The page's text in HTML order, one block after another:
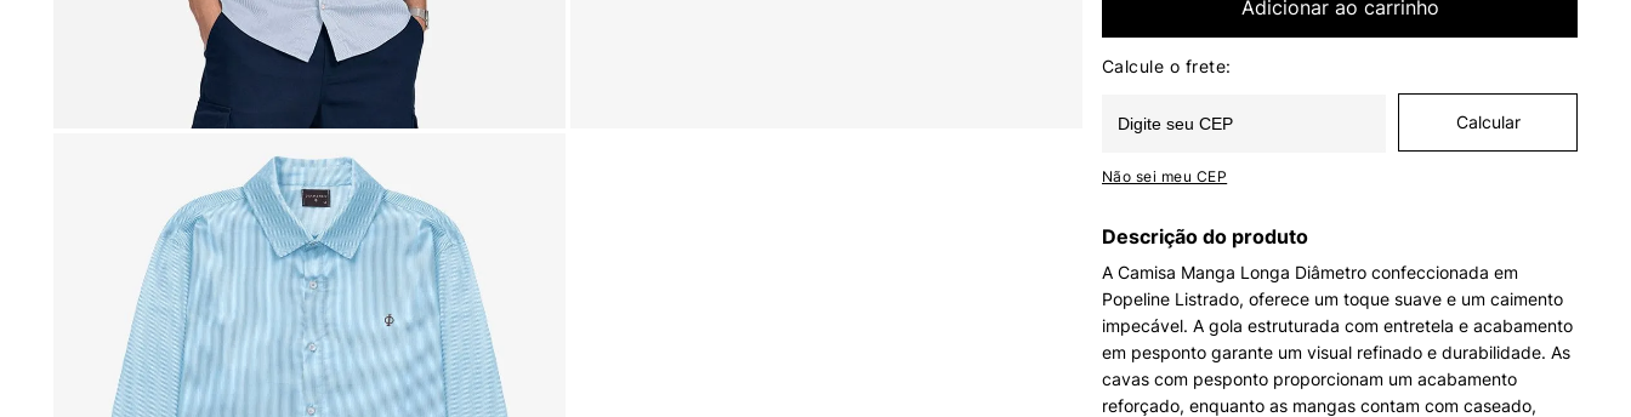
Adicionar ao carrinho
Não sei meu CEP
Descrição do produto
A Camisa Manga Longa Diâmetro confeccionada em
Popeline Listrado, oferece um toque suave e um caimento
impecável. A gola estruturada com entretela e acabamento
em pesponto garante um visual refinado e durabilidade. As
cavas com pesponto proporcionam um acabamento
reforçado, enquanto as mangas contam com caseado,